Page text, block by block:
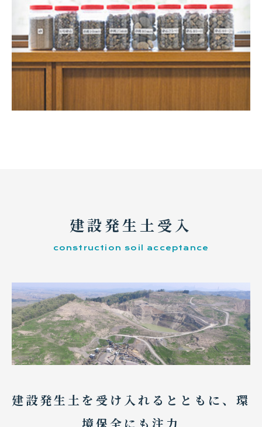
建設発生土受入
construction soil acceptance
建設発生土を受け入れるとともに、環
境保全にも注力